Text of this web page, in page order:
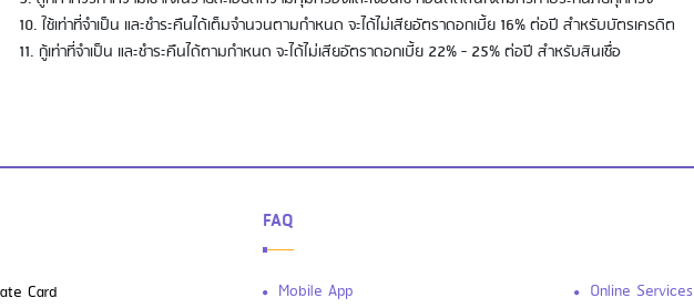
ใช้เท่าที่จำเป็น และชำระคืนได้เต็มจำนวนตามกำหนด จะได้ไม่เสียอัตราดอกเบี้ย 16% ต่อปี สำหรับบัตรเครดิต
กู้เท่าที่จำเป็น และชำระคืนได้ตามกำหนด จะได้ไม่เสียอัตราดอกเบี้ย 22% - 25% ต่อปี สำหรับสินเชื่อ
Card
FAQ
Mobile App Online Services